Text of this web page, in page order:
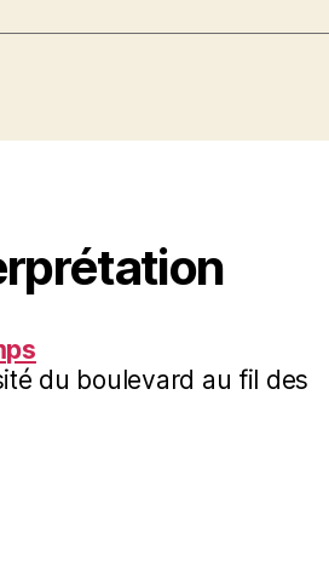
du boulevard au fil des